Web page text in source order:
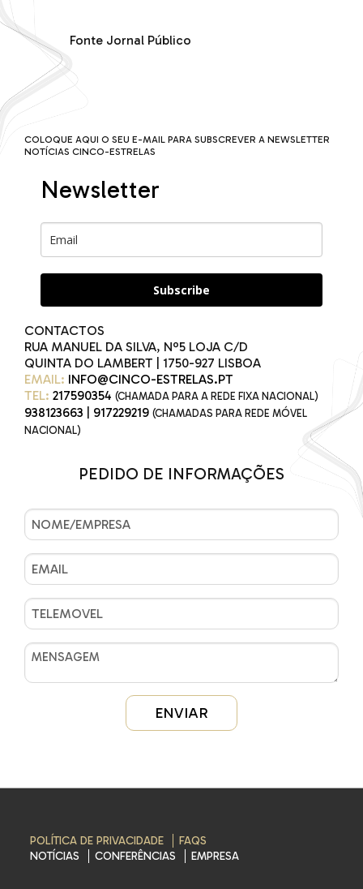
Fonte Jornal Público
COLOQUE AQUI O SEU E-MAIL PARA SUBSCREVER A NEWSLETTER
NOTÍCIAS CINCO-ESTRELAS
Newsletter
Subscribe
CONTACTOS
RUA MANUEL DA SILVA, Nº5 LOJA C/D
QUINTA DO LAMBERT | 1750-927 LISBOA
EMAIL: INFO@CINCO-ESTRELAS.PT
TEL: 217590354 (CHAMADA PARA A REDE FIXA NACIONAL)
938123663 917229219 (CHAMADAS PARA REDE MÓVEL
NACIONAL)
PEDIDO DE INFORMAÇÕES
POLÍTICA DE PRIVACIDADE
FAQS
NOTÍCIAS
CONFERÊNCIAS EMPRESA